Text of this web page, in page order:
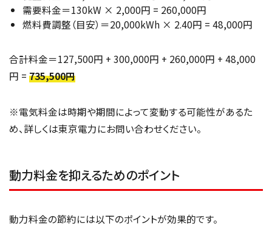
需要料金＝130kW × 2,000円 = 260,000円
燃料費調整（目安）＝20,000kWh × 2.40円 = 48,000円
合計料金＝127,500円 + 300,000円 + 260,000円 + 48,000
円 = 735,500円
※電気料金は時期や期間によって変動する可能性があるた
め、詳しくは東京電力にお問い合わせください。
動力料金を抑えるためのポイント
動力料金の節約には以下のポイントが効果的です。